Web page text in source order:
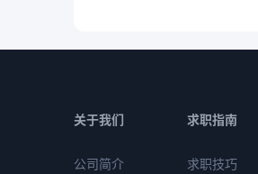
关于我们
公司简介
求职指南
求职技巧